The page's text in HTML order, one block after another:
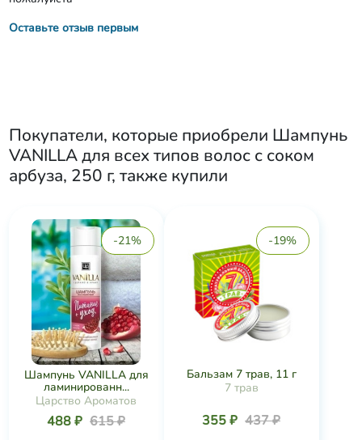
Оставьте отзыв первым
Покупатели, которые приобрели Шампунь
VANILLA для всех типов волос с соком
арбуза, 250 г, также купили
-21%
Шампунь VANILLA для
ламинированн...
Царство Ароматов
488 ₽ 615 ₽
-19%
Бальзам 7 трав, 11 г
7 трав
355 ₽ 437 ₽